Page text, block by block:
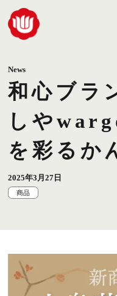
News
和心ブラ
しや
を彩るか
2025年3月27日
商品